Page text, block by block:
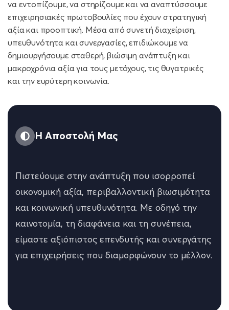
να εντοπίζουμε, να στηρίζουμε και να αναπτύσσουμε
επιχειρησιακές πρωτοβουλίες που έχουν στρατηγική
αξία και προοπτική. Μέσα από συνετή διαχείριση,
υπευθυνότητα και συνεργασίες, επιδιώκουμε να
δημιουργήσουμε σταθερή, βιώσιμη ανάπτυξη και
μακροχρόνια αξία για τους μετόχους, τις θυγατρικές
και την ευρύτερη κοινωνία.
Η Αποστολή Μας
Πιστεύουμε στην ανάπτυξη που ισορροπεί
οικονομική αξία, περιβαλλοντική βιωσιμότητα
και κοινωνική υπευθυνότητα. Με οδηγό την
καινοτομία, τη διαφάνεια και τη συνέπεια,
είμαστε αξιόπιστος επενδυτής και συνεργάτης
για επιχειρήσεις που διαμορφώνουν το μέλλον.